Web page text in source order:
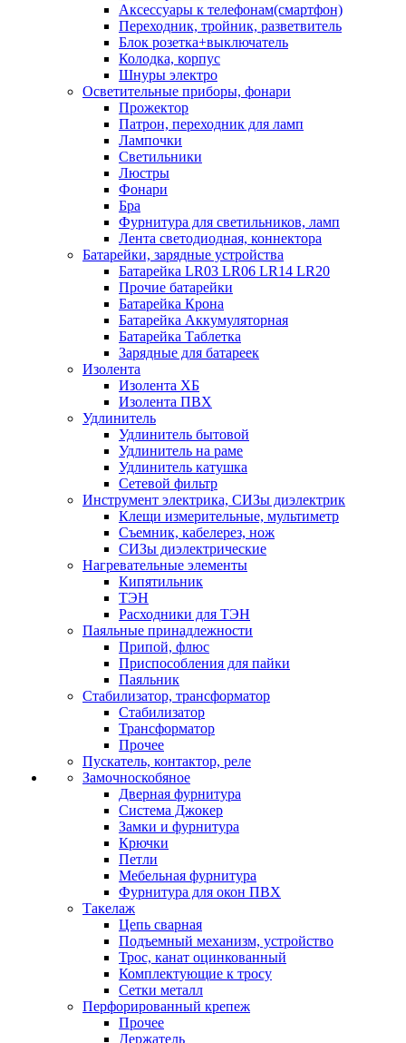
Аксессуары к телефонам(смартфон)
Переходник, тройник, разветвитель
Блок розетка+выключатель
Колодка, корпус
Шнуры электро
Осветительные приборы, фонари
Прожектор
Патрон, переходник для ламп
Лампочки
Светильники
Люстры
Фонари
Бра
Фурнитура для светильников, ламп
Лента светодиодная, коннектора
Батарейки, зарядные устройства
Батарейка LR03 LR06 LR14 LR20
Прочие батарейки
Батарейка Крона
Батарейка Аккумуляторная
Батарейка Таблетка
Зарядные для батареек
Изолента
Изолента ХБ
Изолента ПВХ
Удлинитель
Удлинитель бытовой
Удлинитель на раме
Удлинитель катушка
Сетевой фильтр
Инструмент электрика, СИЗы диэлектрик
Клещи измерительные, мультиметр
Съемник, кабелерез, нож
СИЗы диэлектрические
Нагревательные элементы
Кипятильник
ТЭН
Расходники для ТЭН
Паяльные принадлежности
Припой, флюс
Приспособления для пайки
Паяльник
Стабилизатор, трансформатор
Стабилизатор
Трансформатор
Прочее
Пускатель, контактор, реле
Замочноскобяное
Дверная фурнитура
Система Джокер
Замки и фурнитура
Крючки
Петли
Мебельная фурнитура
Фурнитура для окон ПВХ
Такелаж
Цепь сварная
Подъемный механизм, устройство
Трос, канат оцинкованный
Комплектующие к тросу
Сетки металл
Перфорированный крепеж
Прочее
Держатель